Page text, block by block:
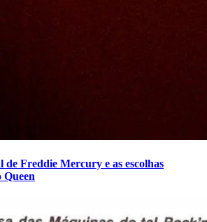
de Freddie Mercury e as escolhas
Queen